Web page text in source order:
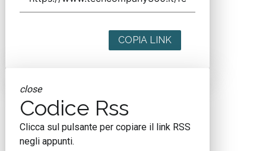
COPIA LINK
close
Codice Rss
Clicca sul pulsante per copiare il link RSS
negli appunti.